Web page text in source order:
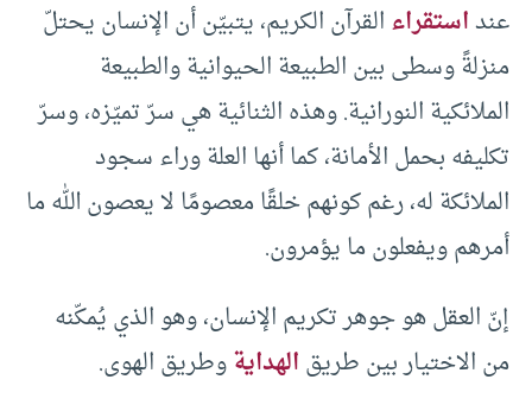
عنداستقراءالقرآن الكريم، يتبيّن أن الإنسان يحتلّ
منزلةً وسطى بين الطبيعة الحيوانية والطبيعة
الملائكية النورانية. وهذه الثنائية هي سرّ تميّزه، وسرّ
تكليفه بحمل الأمانة، كما أنها العلة وراء سجود
الملائكة له، رغم كونهم خلقًا معصومًا لا يعصون الله ما
أمرهم ويفعلون ما يؤمرون.
إنّ العقل هو جوهر تكريم الإنسان، وهو الذي يُمكّنه
من الاختيار بين طريقالهدايةوطريق الهوى.